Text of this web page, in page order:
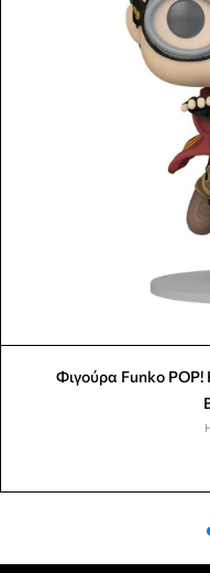
Φιγούρα Funko